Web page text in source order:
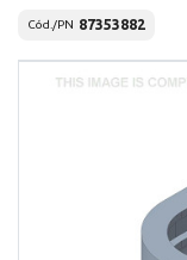
Cód./PN 87353882